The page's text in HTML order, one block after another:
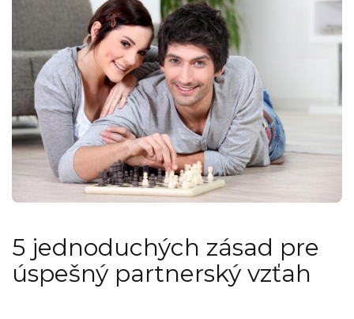
5 jednoduchých zásad pre
úspešný partnerský vzťah